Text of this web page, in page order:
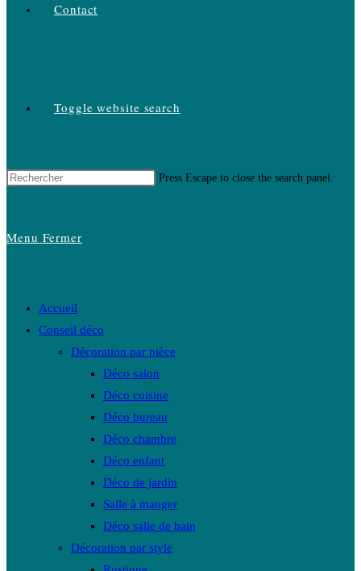
Contact
Toggle website search
Press Escape to close the search panel.
Menu Fermer
Accueil
Conseil déco
Décoration par pièce
Déco salon
Déco cuisine
Déco bureau
Déco chambre
Déco enfant
Déco de jardin
Salle à manger
Déco salle de bain
Décoration par style